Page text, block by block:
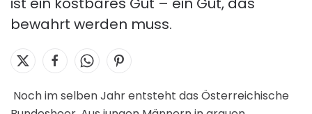
bewahrt werden muss.
Noch im selben Jahr entsteht das Österreichische